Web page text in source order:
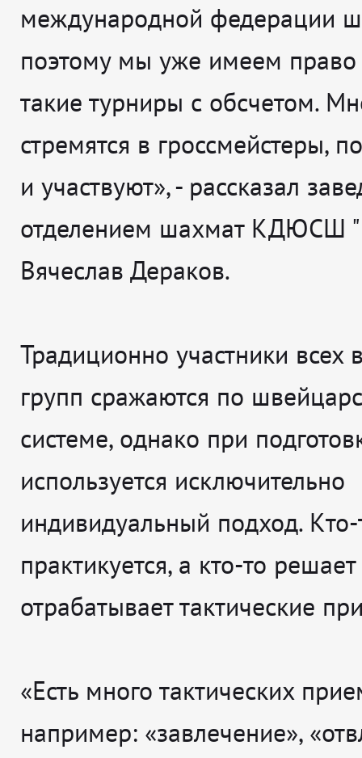
международной федерации
поэтому мы уже имеем право
такие турниры с обсчетом.
стремятся в гроссмейстеры,
и участвуют», - рассказал
отделением шахмат КДЮСШ
Вячеслав Дераков.
Традиционно участники всех
групп сражаются по
системе, однако при
используется исключительно
индивидуальный подход.
практикуется, а кто-то
отрабатывает тактические
«Есть много тактических
например: «завлечение»,